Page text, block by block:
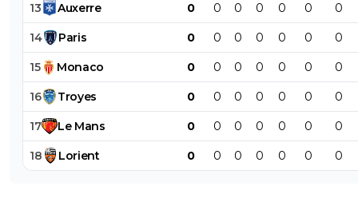
13 Auxerre 0 0 0 0 0 0 0
14 Paris 0 0 0 0 0 0 0
15 Monaco 0 0 0 0 0 0 0
16 Troyes 0 0 0 0 0 0 0
17 Le Mans 0 0 0 0 0 0 0
18 Lorient 0 0 0 0 0 0 0